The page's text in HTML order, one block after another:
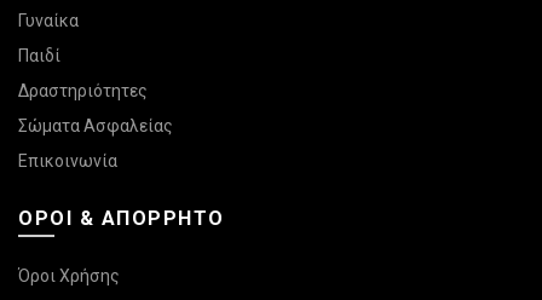
Γυναίκα
Παιδί
Δραστηριότητες
Σώματα Ασφαλείας
Επικοινωνία
ΌΡΟΙ & ΑΠΌΡΡΗΤΟ
Όροι Χρήσης